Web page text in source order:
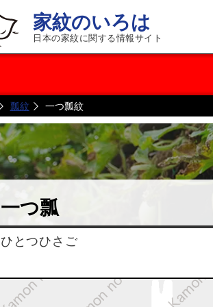
家紋のいろは
日本の家紋に関する情報サイト
瓢紋 一つ瓢紋
一つ瓢
ひとつひさご